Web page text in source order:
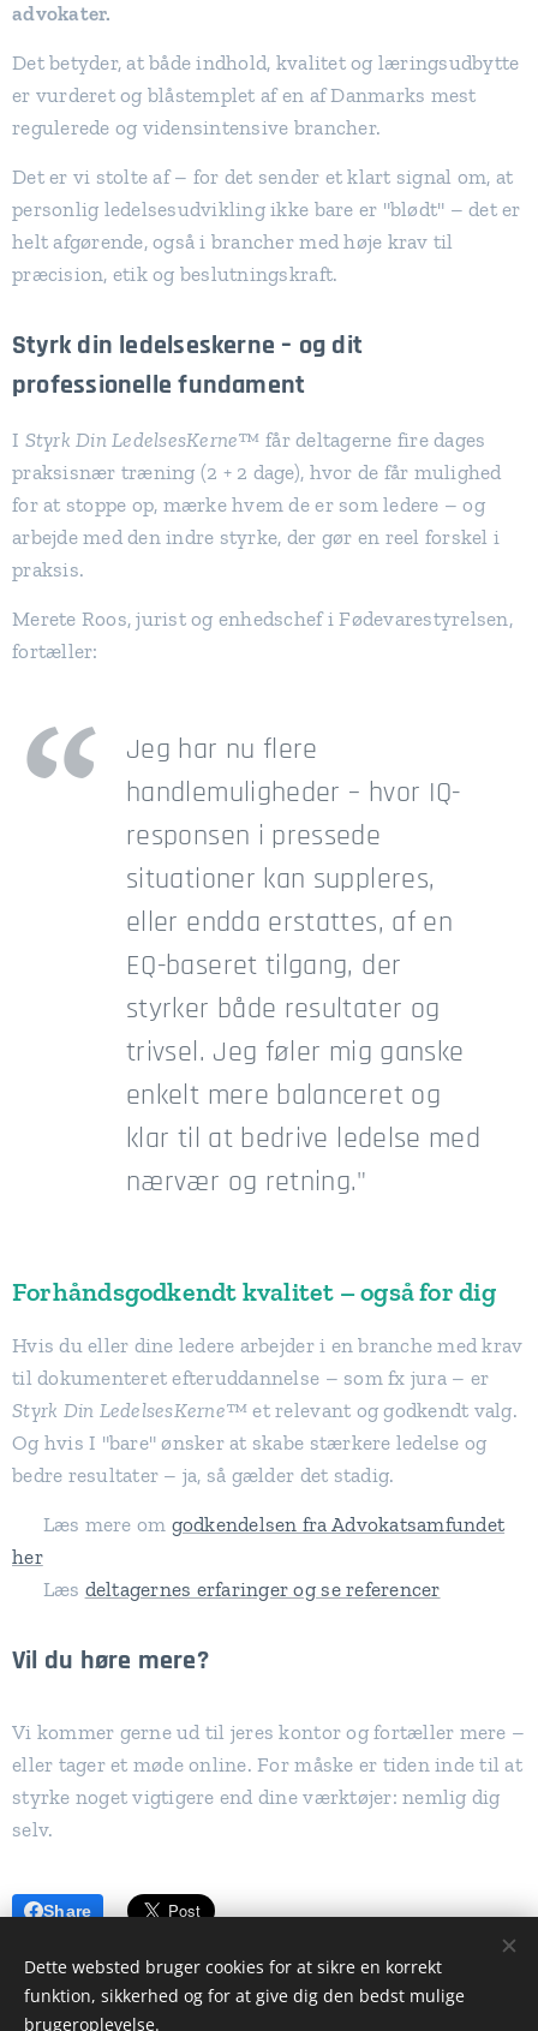
advokater.
Det betyder, at både indhold, kvalitet og læringsudbytte
er vurderet og blåstemplet af en af Danmarks mest
regulerede og vidensintensive brancher.
Det er vi stolte af – for det sender et klart signal om, at
personlig ledelsesudvikling ikke bare er "blødt" – det er
helt afgørende, også i brancher med høje krav til
præcision, etik og beslutningskraft.
Styrk din ledelseskerne – og dit
professionelle fundament
I Styrk Din LedelsesKerne™ får deltagerne fire dages
praksisnær træning (2 + 2 dage), hvor de får mulighed
for at stoppe op, mærke hvem de er som ledere – og
arbejde med den indre styrke, der gør en reel forskel i
praksis.
Merete Roos, jurist og enhedschef i Fødevarestyrelsen,
fortæller:
Jeg har nu flere
handlemuligheder – hvor IQ-
responsen i pressede
situationer kan suppleres,
eller endda erstattes, af en
EQ-baseret tilgang, der
styrker både resultater og
trivsel. Jeg føler mig ganske
enkelt mere balanceret og
klar til at bedrive ledelse med
nærvær og retning."
Forhåndsgodkendt kvalitet – også for dig
Hvis du eller dine ledere arbejder i en branche med krav
til dokumenteret efteruddannelse – som fx jura – er
Styrk Din LedelsesKerne™ et relevant og godkendt valg.
Og hvis I "bare" ønsker at skabe stærkere ledelse og
bedre resultater – ja, så gælder det stadig.
👉 Læs mere om godkendelsen fra Advokatsamfundet
her
👉 Læs deltagernes erfaringer og se referencer
Vil du høre mere?
Vi kommer gerne ud til jeres kontor og fortæller mere –
eller tager et møde online. For måske er tiden inde til at
styrke noget vigtigere end dine værktøjer: nemlig dig
selv.
Share
Dette websted bruger cookies for at sikre en korrekt
funktion, sikkerhed og for at give dig den bedst mulige
brugeroplevelse.